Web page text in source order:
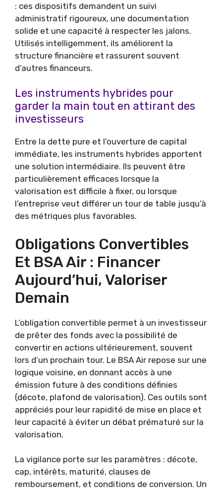
: ces dispositifs demandent un suivi
administratif rigoureux, une documentation
solide et une capacité à respecter les jalons.
Utilisés intelligemment, ils améliorent la
structure financière et rassurent souvent
d’autres financeurs.
Les instruments hybrides pour
garder la main tout en attirant des
investisseurs
Entre la dette pure et l’ouverture de capital
immédiate, les instruments hybrides apportent
une solution intermédiaire. Ils peuvent être
particulièrement efficaces lorsque la
valorisation est difficile à fixer, ou lorsque
l’entreprise veut différer un tour de table jusqu’à
des métriques plus favorables.
Obligations Convertibles
Et BSA Air : Financer
Aujourd’hui, Valoriser
Demain
L’obligation convertible permet à un investisseur
de prêter des fonds avec la possibilité de
convertir en actions ultérieurement, souvent
lors d’un prochain tour. Le BSA Air repose sur une
logique voisine, en donnant accès à une
émission future à des conditions définies
(décote, plafond de valorisation). Ces outils sont
appréciés pour leur rapidité de mise en place et
leur capacité à éviter un débat prématuré sur la
valorisation.
La vigilance porte sur les paramètres : décote,
cap, intérêts, maturité, clauses de
remboursement, et conditions de conversion. Un